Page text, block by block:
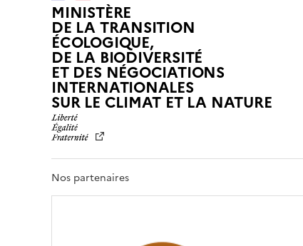
MINISTÈRE
DE LA TRANSITION
ÉCOLOGIQUE,
DE LA BIODIVERSITÉ
ET DES NÉGOCIATIONS
INTERNATIONALES
SUR LE CLIMAT ET LA NATUREL
R
É
Nos partenaires